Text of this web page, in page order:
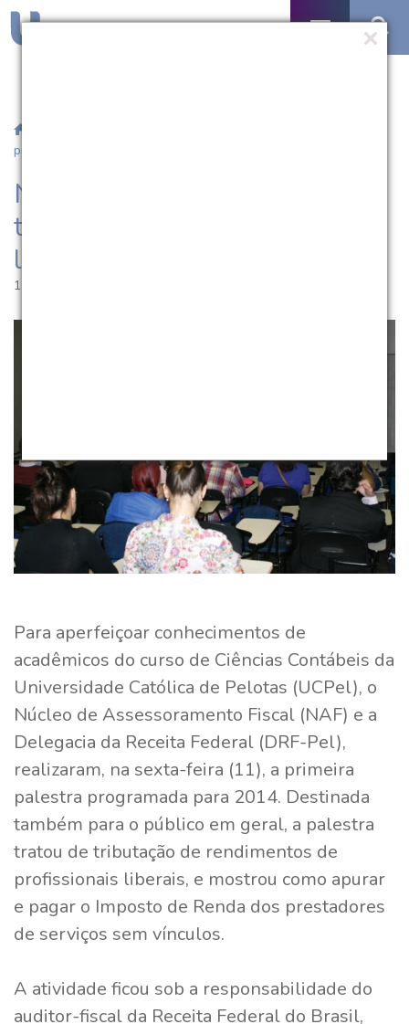
profissionais liberais
NAF promove palestra sobre
tributação de profissionais
liberais
15.04.2014 | 08:47
Para aperfeiçoar conhecimentos de
acadêmicos do curso de Ciências Contábeis da
Universidade Católica de Pelotas (UCPel), o
Núcleo de Assessoramento Fiscal (NAF) e a
Delegacia da Receita Federal (DRF-Pel),
realizaram, na sexta-feira (11), a primeira
palestra programada para 2014. Destinada
também para o público em geral, a palestra
tratou de tributação de rendimentos de
profissionais liberais, e mostrou como apurar
e pagar o Imposto de Renda dos prestadores
de serviços sem vínculos.
A atividade ficou sob a responsabilidade do
auditor-fiscal da Receita Federal do Brasil,